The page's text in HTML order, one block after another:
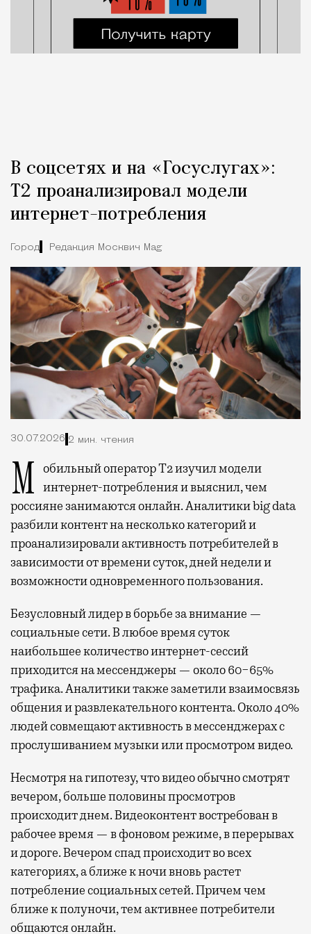
В соцсетях и на «Госуслугах»:
Т2 проанализировал модели
интернет-потребления
Город Редакция Москвич Mag
30.07.2026 2 мин. чтения
Мобильный оператор Т2 изучил модели интернет-потребления и выяснил, чем
россияне занимаются онлайн. Аналитики big data
разбили контент на несколько категорий и
проанализировали активность потребителей в
зависимости от времени суток, дней недели и
возможности одновременного пользования.
Безусловный лидер в борьбе за внимание —
социальные сети. В любое время суток
наибольшее количество интернет-сессий
приходится на мессенджеры — около 60−65%
трафика. Аналитики также заметили взаимосвязь
общения и развлекательного контента. Около 40%
людей совмещают активность в мессенджерах с
прослушиванием музыки или просмотром видео.
Несмотря на гипотезу, что видео обычно смотрят
вечером, больше половины просмотров
происходит днем. Видеоконтент востребован в
рабочее время — в фоновом режиме, в перерывах
и дороге. Вечером спад происходит во всех
категориях, а ближе к ночи вновь растет
потребление социальных сетей. Причем чем
ближе к полуночи, тем активнее потребители
общаются онлайн.